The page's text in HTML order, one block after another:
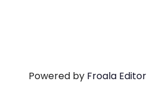
Powered by Froala Editor